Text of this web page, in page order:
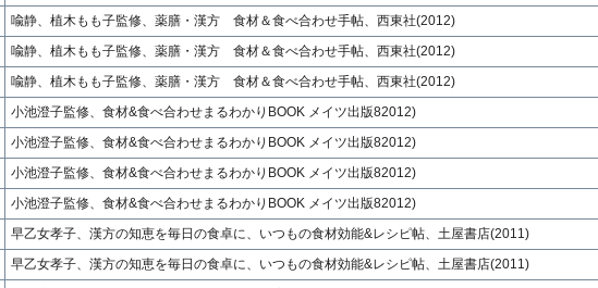
喩静、植木もも子監修、薬膳・漢方 食材＆食べ合わせ手帖、西東社(2012)
喩静、植木もも子監修、薬膳・漢方 食材＆食べ合わせ手帖、西東社(2012)
喩静、植木もも子監修、薬膳・漢方 食材＆食べ合わせ手帖、西東社(2012)
小池澄子監修、食材&食べ合わせまるわかりBOOK メイツ出版82012)
小池澄子監修、食材&食べ合わせまるわかりBOOK メイツ出版82012)
小池澄子監修、食材&食べ合わせまるわかりBOOK メイツ出版82012)
小池澄子監修、食材&食べ合わせまるわかりBOOK メイツ出版82012)
早乙女孝子、漢方の知恵を毎日の食卓に、いつもの食材効能&レシピ帖、土屋書店(2011)
早乙女孝子、漢方の知恵を毎日の食卓に、いつもの食材効能&レシピ帖、土屋書店(2011)